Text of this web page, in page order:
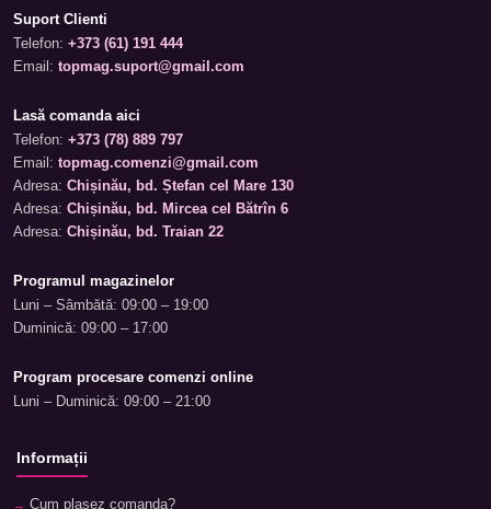
Suport Clienti
Telefon: +373 (61) 191 444
Email: topmag.suport@gmail.com
Lasă comanda aici
Telefon: +373 (78) 889 797
Email: topmag.comenzi@gmail.com
Adresa: Chișinău, bd. Ștefan cel Mare 130
Adresa: Chișinău, bd. Mircea cel Bătrîn 6
Adresa: Chișinău, bd. Traian 22
Programul magazinelor
Luni – Sâmbătă: 09:00 – 19:00
Duminică: 09:00 – 17:00
Program procesare comenzi online
Luni – Duminică: 09:00 – 21:00
Informații
Cum plasez comanda?